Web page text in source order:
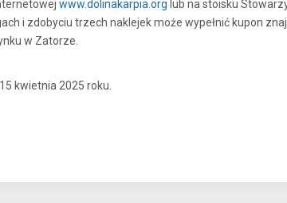
www.dolinakarpia.org lub na stoisku
i zdobyciu trzech naklejek może wypełnić kupon
w Zatorze.
kwietnia 2025 roku.